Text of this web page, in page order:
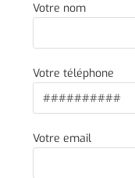
Votre nom
Votre téléphone
Votre email